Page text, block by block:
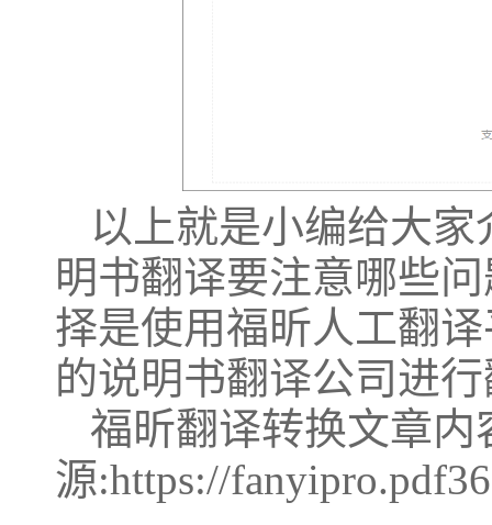
以上就是小编给大
明书翻译要注意哪些
择是使用福昕人工翻
的说明书翻译公司进
福昕翻译转换文章内
源:https://